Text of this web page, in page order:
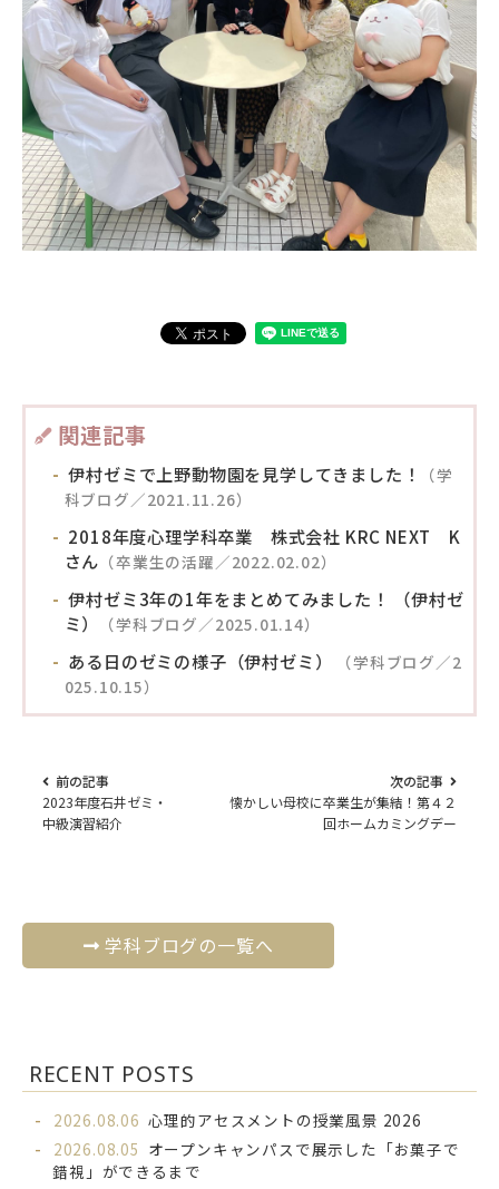
関連記事
伊村ゼミで上野動物園を見学してきました！
（学
科ブログ／2021.11.26）
2018年度心理学科卒業 株式会社 KRC NEXT K
さん （卒業生の活躍／2022.02.02）
伊村ゼミ3年の1年をまとめてみました！ （伊村ゼ
ミ）
（学科ブログ／2025.01.14）
ある日のゼミの様子（伊村ゼミ）
（学科ブログ／2
025.10.15）
前の記事
2023年度石井ゼミ・
中級演習紹介
次の記事
懐かしい母校に卒業生が集結！第４２
回ホームカミングデー
学科ブログの一覧へ
RECENT POSTS
2026.08.06 心理的アセスメントの授業風景 2026
2026.08.05 オープンキャンパスで展示した「お菓子で
錯視」ができるまで